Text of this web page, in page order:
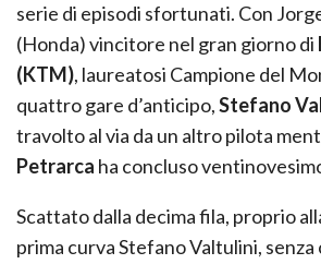
serie di episodi sfortunati. Con
(Honda) vincitore nel gran giorno di
(KTM), laureatosi Campione del
quattro gare d’anticipo,Stefano
travolto al via da un altro pilota
Petrarca ha concluso
Scattato dalla decima fila, proprio
prima curva Stefano Valtulini, senza